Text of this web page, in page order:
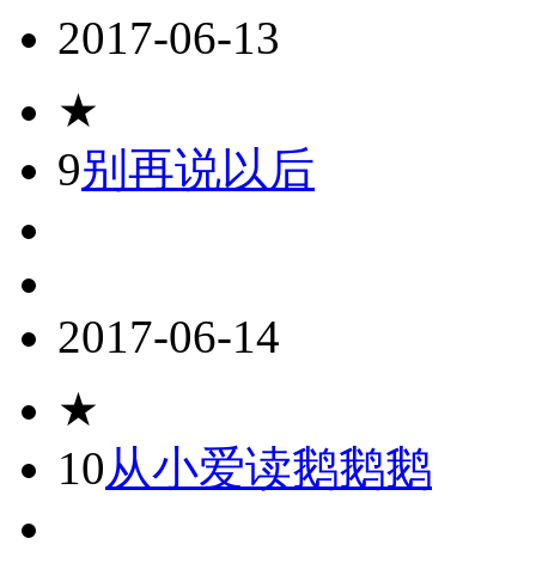
2017-06-13
★
9别再说以后
2017-06-14
★
10从小爱读鹅鹅鹅